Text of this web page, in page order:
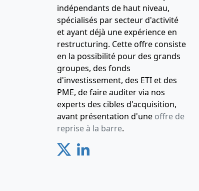
indépendants de haut niveau,
spécialisés par secteur d'activité
et ayant déjà une expérience en
restructuring. Cette offre consiste
en la possibilité pour des grands
groupes, des fonds
d'investissement, des ETI et des
PME, de faire auditer via nos
experts des cibles d'acquisition,
avant présentation d'une offre de
reprise à la barre.